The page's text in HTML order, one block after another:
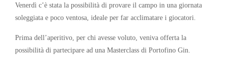
Venerdì c’è stata la possibilità di provare il campo in una giornata
soleggiata e poco ventosa, ideale per far acclimatare i giocatori.
Prima dell’aperitivo, per chi avesse voluto, veniva offerta la
possibilità di partecipare ad una Masterclass di Portofino Gin.